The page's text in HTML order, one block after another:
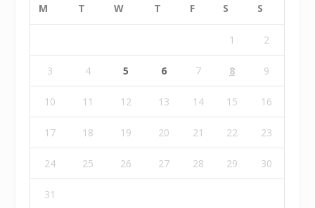
M T W T F S S
1 2
3 4 5 6 7 8 9
10 11 12 13 14 15 16
17 18 19 20 21 22 23
24 25 26 27 28 29 30
31